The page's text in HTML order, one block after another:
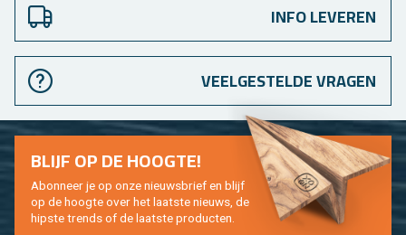
INFO LEVEREN
VEELGESTELDE VRAGEN
BLIJF OP DE HOOG­TE!
Abon­neer je op onze nieuws­brief en blijf
op de hoog­te over het laat­ste nieuws, de
hip­s­te trends of de laat­ste pro­duc­ten.